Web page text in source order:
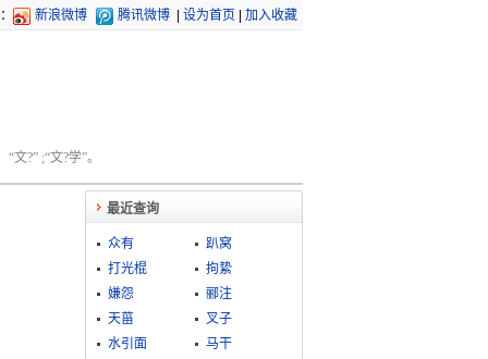
新浪微博 腾讯微博 设为首页 加入收藏
?” ;“文?学”。
最近查询
众有
趴窝
打光棍
拘絷
嫌怨
郦注
天菑
叉子
水引面
马干